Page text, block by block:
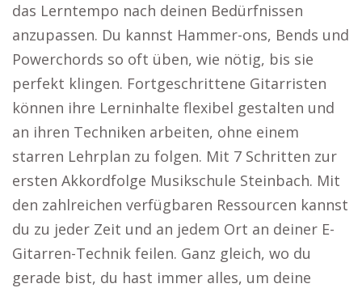
das Lerntempo nach deinen Bedürfnissen
anzupassen. Du kannst Hammer-ons, Bends und
Powerchords so oft üben, wie nötig, bis sie
perfekt klingen. Fortgeschrittene Gitarristen
können ihre Lerninhalte flexibel gestalten und
an ihren Techniken arbeiten, ohne einem
starren Lehrplan zu folgen. Mit 7 Schritten zur
ersten Akkordfolge Musikschule Steinbach. Mit
den zahlreichen verfügbaren Ressourcen kannst
du zu jeder Zeit und an jedem Ort an deiner E-
Gitarren-Technik feilen. Ganz gleich, wo du
gerade bist, du hast immer alles, um deine